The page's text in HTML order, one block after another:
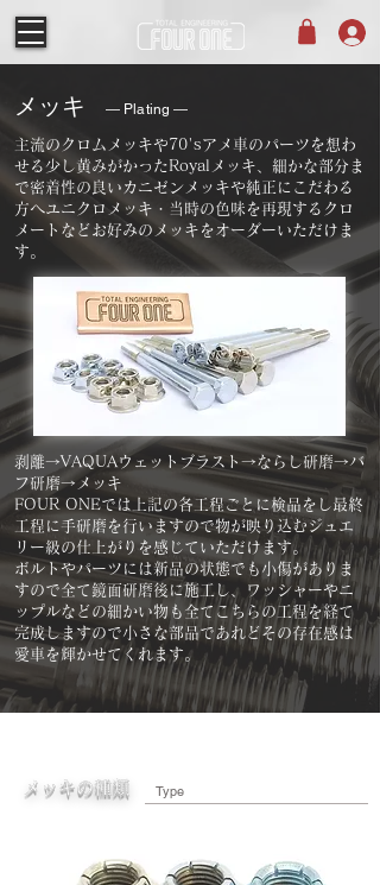
主流のクロムメッキや70'sアメ車のパーツを想わ
せる少し黄みがかったRoyalメッキ、細かな部分ま
で密着性の良いカニゼンメッキや純正にこだわる
方へユニクロメッキ・当時の色味を再現するクロ
メートなどお好みのメッキをオーダーいただけま
す。
剥離→VAQUAウェットブラスト→ならし研磨→バ
フ研磨→メッキ
FOUR ONEでは上記の各工程ごとに検品をし最終
工程に手研磨を行いますので物が映り込むジュエ
リー級の仕上がりを感じていただけます。
ボルトやパーツには新品の状態でも小傷がありま
すので全て鏡面研磨後に施工し、ワッシャーやニ
ップルなどの細かい物も全てこちらの工程を経て
完成しますので小さな部品であれどその存在感は
愛車を輝かせてくれます。
メッキ ― Plating ―
メッキの種類 Type